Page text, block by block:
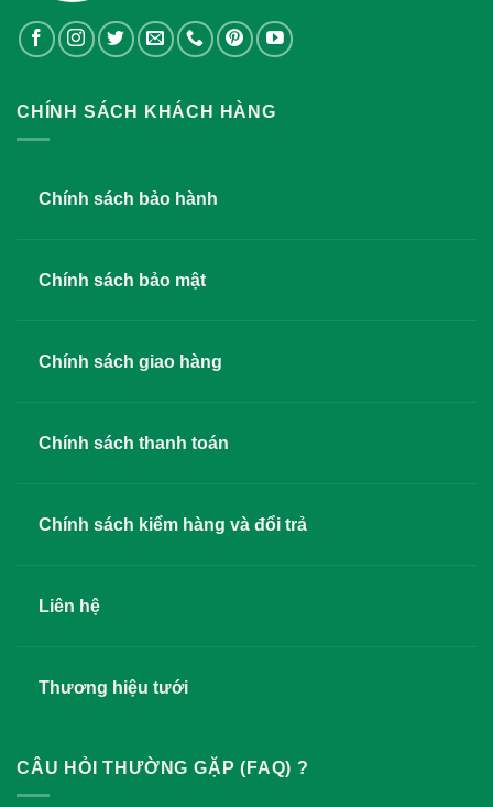
CHÍNH SÁCH KHÁCH HÀNG
Chính sách bảo hành
Chính sách bảo mật
Chính sách giao hàng
Chính sách thanh toán
Chính sách kiểm hàng và đổi trả
Liên hệ
Thương hiệu tưới
CÂU HỎI THƯỜNG GẶP (FAQ) ?